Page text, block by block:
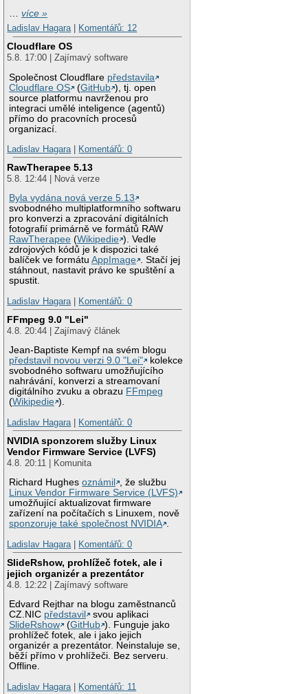
…více »
Ladislav Hagara| Komentářů: 12
Cloudflare OS
5.8. 17:00 | Zajímavý software
Společnost Cloudflare představila
Cloudflare OS
(GitHub ), tj. open
source platformu navrženou pro
integraci umělé inteligence (agentů)
přímo do pracovních procesů
organizací.
Ladislav Hagara| Komentářů: 0
RawTherapee 5.13
5.8. 12:44 | Nová verze
Byla vydána nová verze 5.13
svobodného multiplatformního softwaru
pro konverzi a zpracování digitálních
fotografií primárně ve formátů RAW
RawTherapee (Wikipedie ). Vedle
zdrojových kódů je k dispozici také
balíček ve formátuAppImage . Stačí jej
stáhnout, nastavit právo ke spuštění a
spustit.
Ladislav Hagara| Komentářů: 0
FFmpeg 9.0 "Lei"
4.8. 20:44 | Zajímavý článek
Jean-Baptiste Kempf na svém blogu
představil novou verzi 9.0 "Lei"
kolekce
svobodného softwaru umožňujícího
nahrávání, konverzi a streamovaní
digitálního zvuku a obrazu FFmpeg
(Wikipedie ).
Ladislav Hagara| Komentářů: 0
NVIDIA sponzorem služby Linux
Vendor Firmware Service (LVFS)
4.8. 20:11 | Komunita
Richard Hughesoznámil
, že službu
Linux Vendor Firmware Service (LVFS)
umožňující aktualizovat firmware
zařízení na počítačích s Linuxem, nově
sponzoruje také společnost NVIDIA .
Ladislav Hagara| Komentářů: 0
SlideRshow, prohlížeč fotek, ale i
jejich organizér a prezentátor
4.8. 12:22 | Zajímavý software
Edvard Rejthar na blogu zaměstnanců
CZ.NIC představil
svou aplikaci
SlideRshow
(GitHub ). Funguje jako
prohlížeč fotek, ale i jako jejich
organizér a prezentátor. Neinstaluje se,
běží přímo v prohlížeči. Bez serveru.
Offline.
Ladislav Hagara| Komentářů: 11